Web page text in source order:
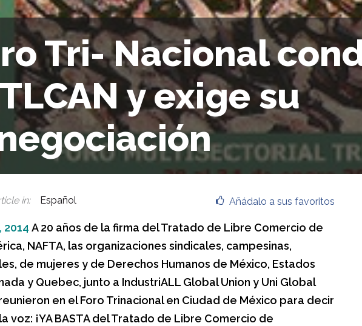
Tri- Nacional
y exige su
Añádalo a sus favoritos
in: Español
A 20 años de la firma del Tratado de Libre Comercio de
NAFTA, las organizaciones sindicales, campesinas,
de mujeres y de Derechos Humanos de México, Estados
y Quebec, junto a IndustriALL Global Union y Uni Global
en el Foro Trinacional en Ciudad de México para decir
voz: ¡YA BASTA del Tratado de Libre Comercio de